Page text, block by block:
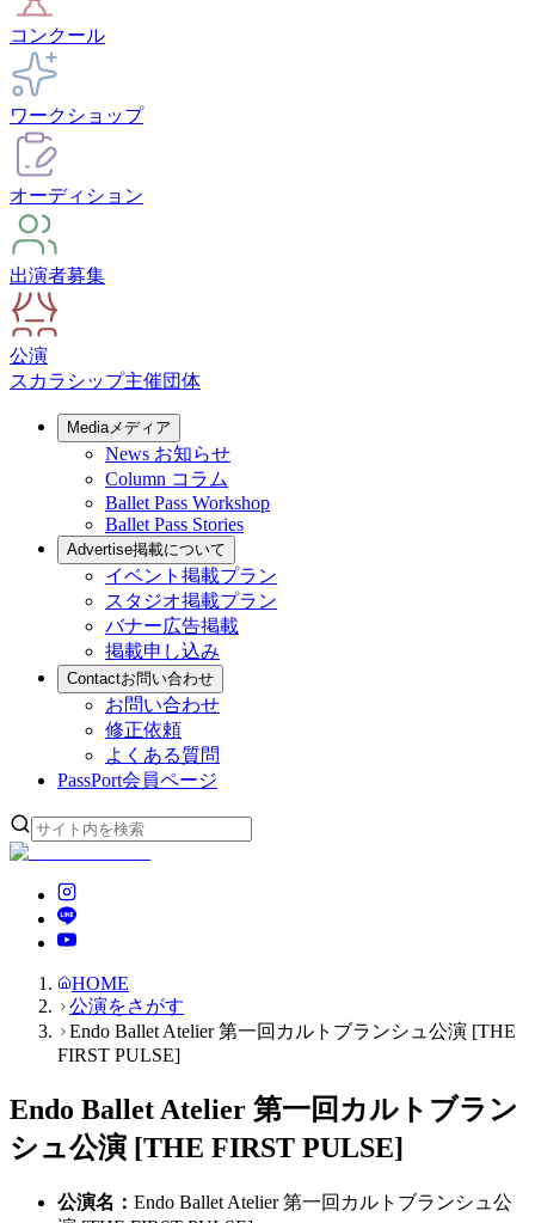
コンクール
ワークショップ
オーディション
出演者募集
公演
スカラシップ主催団体
Mediaメディア
News お知らせ
Column コラム
Ballet Pass Workshop
Ballet Pass Stories
Advertise掲載について
イベント掲載プラン
スタジオ掲載プラン
バナー広告掲載
掲載申し込み
Contactお問い合わせ
お問い合わせ
修正依頼
よくある質問
PassPort会員ページ
HOME
公演をさがす
Endo Ballet Atelier 第一回カルトブランシュ公演 [THE
FIRST PULSE]
Endo Ballet Atelier 第一回カルトブラン
シュ公演 [THE FIRST PULSE]
公演名 ： Endo Ballet Atelier 第一回カルトブランシュ公